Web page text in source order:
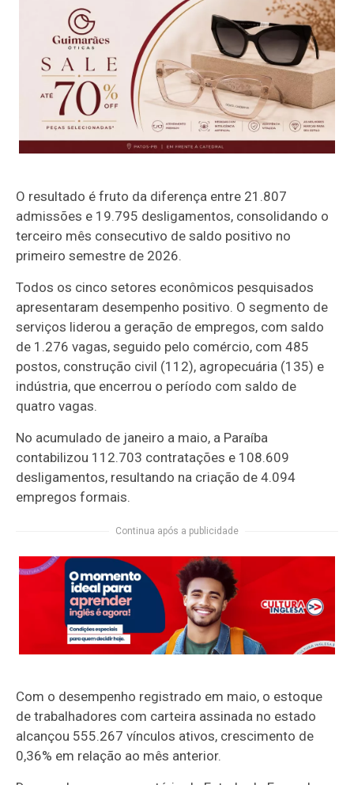
O resultado é fruto da diferença entre 21.807
admissões e 19.795 desligamentos, consolidando o
terceiro mês consecutivo de saldo positivo no
primeiro semestre de 2026.
Todos os cinco setores econômicos pesquisados
apresentaram desempenho positivo. O segmento de
serviços liderou a geração de empregos, com saldo
de 1.276 vagas, seguido pelo comércio, com 485
postos, construção civil (112), agropecuária (135) e
indústria, que encerrou o período com saldo de
quatro vagas.
No acumulado de janeiro a maio, a Paraíba
contabilizou 112.703 contratações e 108.609
desligamentos, resultando na criação de 4.094
empregos formais.
Continua após a publicidade
Com o desempenho registrado em maio, o estoque
de trabalhadores com carteira assinada no estado
alcançou 555.267 vínculos ativos, crescimento de
0,36% em relação ao mês anterior.